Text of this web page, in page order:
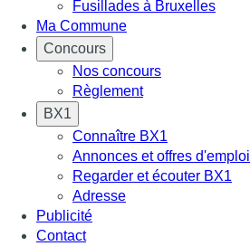
Fusillades à Bruxelles
Ma Commune
Concours
Nos concours
Règlement
BX1
Connaître BX1
Annonces et offres d'emploi
Regarder et écouter BX1
Adresse
Publicité
Contact